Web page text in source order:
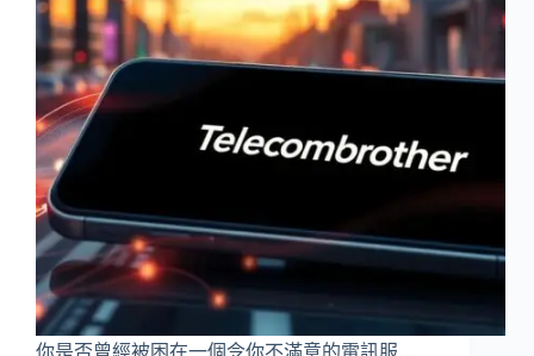
你是否曾經被困在一個令你不滿意的電訊服…